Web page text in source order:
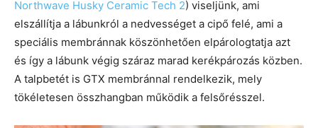
Northwave Husky Ceramic Tech 2) viseljünk, ami
elszállítja a lábunkról a nedvességet a cipő felé, ami a
speciális membránnak köszönhetően elpárologtatja azt
és így a lábunk végig száraz marad kerékpározás közben.
A talpbetét is GTX membránnal rendelkezik, mely
tökéletesen összhangban működik a felsőrésszel.